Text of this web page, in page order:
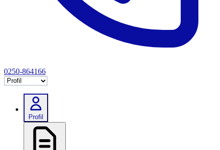
0250-864166
Selectează tab
Profil